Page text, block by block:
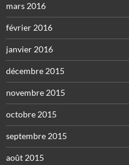
mars 2016
février 2016
janvier 2016
décembre 2015
novembre 2015
octobre 2015
septembre 2015
août 2015